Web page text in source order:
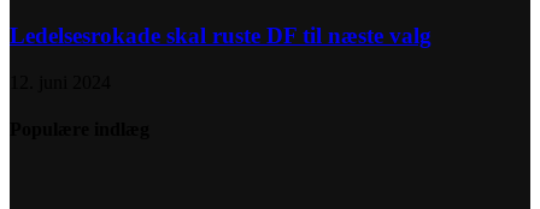
Ledelsesrokade skal ruste DF til næste valg